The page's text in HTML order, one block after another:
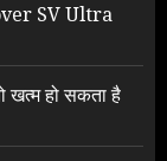
SV Ultra
खत्म हो सकता है